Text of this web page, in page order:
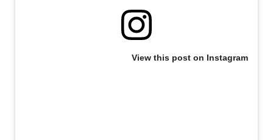
View this post on Instagram